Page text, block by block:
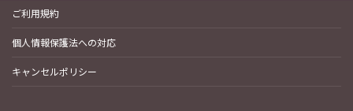
ご利用規約
個人情報保護法への対応
キャンセルポリシー